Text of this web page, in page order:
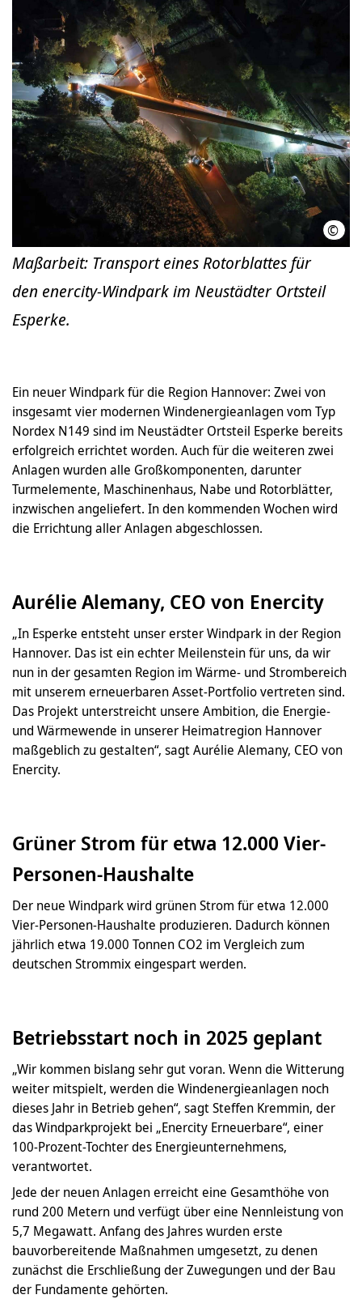
©
Maßarbeit: Transport eines Rotorblattes für
den enercity-Windpark im Neustädter Ortsteil
Esperke.
Ein neuer Windpark für die Region Hannover: Zwei von
insgesamt vier modernen Windenergieanlagen vom Typ
Nordex N149 sind im Neustädter Ortsteil Esperke bereits
erfolgreich errichtet worden. Auch für die weiteren zwei
Anlagen wurden alle Großkomponenten, darunter
Turmelemente, Maschinenhaus, Nabe und Rotorblätter,
inzwischen angeliefert. In den kommenden Wochen wird
die Errichtung aller Anlagen abgeschlossen.
Aurélie Alemany, CEO von Enercity
„In Esperke entsteht unser erster Windpark in der Region
Hannover. Das ist ein echter Meilenstein für uns, da wir
nun in der gesamten Region im Wärme- und Strombereich
mit unserem erneuerbaren Asset-Portfolio vertreten sind.
Das Projekt unterstreicht unsere Ambition, die Energie-
und Wärmewende in unserer Heimatregion Hannover
maßgeblich zu gestalten“, sagt Aurélie Alemany, CEO von
Enercity.
Grüner Strom für etwa 12.000 Vier-
Personen-Haushalte
Der neue Windpark wird grünen Strom für etwa 12.000
Vier-Personen-Haushalte produzieren. Dadurch können
jährlich etwa 19.000 Tonnen CO2 im Vergleich zum
deutschen Strommix eingespart werden.
Betriebsstart noch in 2025 geplant
„Wir kommen bislang sehr gut voran. Wenn die Witterung
weiter mitspielt, werden die Windenergieanlagen noch
dieses Jahr in Betrieb gehen“, sagt Steffen Kremmin, der
das Windparkprojekt bei „Enercity Erneuerbare“, einer
100-Prozent-Tochter des Energieunternehmens,
verantwortet.
Jede der neuen Anlagen erreicht eine Gesamthöhe von
rund 200 Metern und verfügt über eine Nennleistung von
5,7 Megawatt. Anfang des Jahres wurden erste
bauvorbereitende Maßnahmen umgesetzt, zu denen
zunächst die Erschließung der Zuwegungen und der Bau
der Fundamente gehörten.